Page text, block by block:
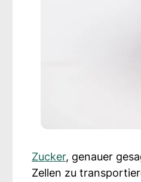
Zucker, genauer
Zellen zu